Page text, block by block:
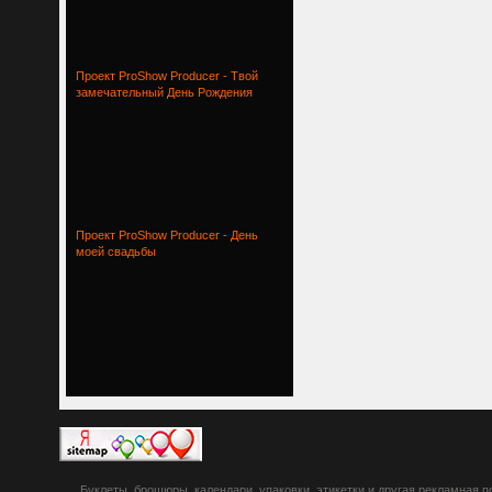
Проект ProShow Producer - Твой
замечательный День Рождения
Проект ProShow Producer - День
моей свадьбы